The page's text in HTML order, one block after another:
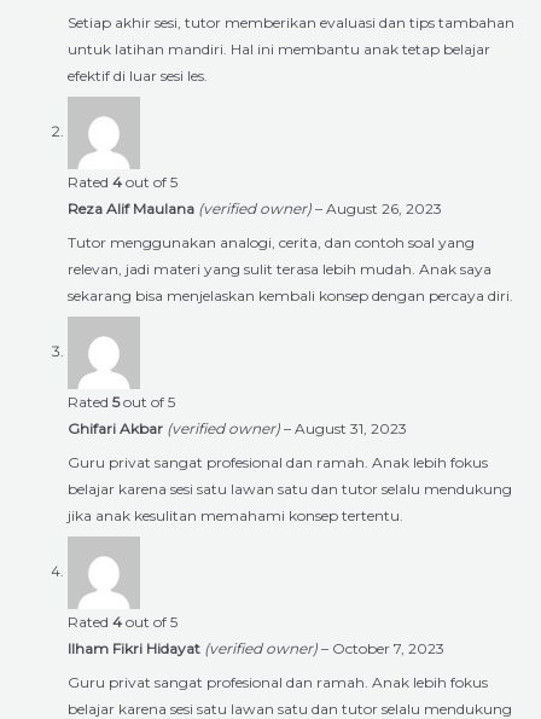
Setiap akhir sesi, tutor memberikan evaluasi dan tips tambahan
untuk latihan mandiri. Hal ini membantu anak tetap belajar
efektif di luar sesi les.
Rated 4 out of 5
Reza Alif Maulana (verified owner) – August 26, 2023
Tutor menggunakan analogi, cerita, dan contoh soal yang
relevan, jadi materi yang sulit terasa lebih mudah. Anak saya
sekarang bisa menjelaskan kembali konsep dengan percaya diri.
Rated 5out of 5
Ghifari Akbar (verified owner) – August 31, 2023
Guru privat sangat profesional dan ramah. Anak lebih fokus
belajar karena sesi satu lawan satu dan tutor selalu mendukung
jika anak kesulitan memahami konsep tertentu.
Rated 4 out of 5
Ilham Fikri Hidayat (verified owner) – October 7, 2023
Guru privat sangat profesional dan ramah. Anak lebih fokus
belajar karena sesi satu lawan satu dan tutor selalu mendukung